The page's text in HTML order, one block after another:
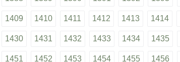
1409 1410 1411 1412 1413 1414
1430 1431 1432 1433 1434 1435
1451 1452 1453 1454 1455 1456